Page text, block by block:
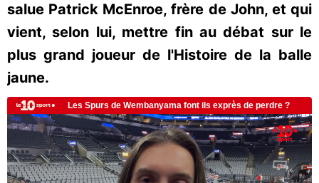
salue Patrick McEnroe, frère de John, et qui
vient, selon lui, mettre fin au débat sur le
plus grand joueur de l'Histoire de la balle
jaune.